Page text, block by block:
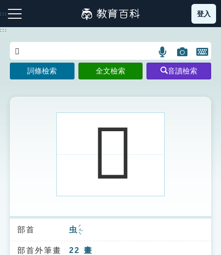
到
主
:::
注音索引圖示 筆畫索引圖示 部首索引表圖示
索引選單
知識索引
登入
:::
語
言
搜
示
圖
片
搜
開
鍵
圖
詞條檢索 全文檢索 音讀檢索
𧖔
部首 虫 ㄏㄨㄟˇ
部首外筆畫 22 畫